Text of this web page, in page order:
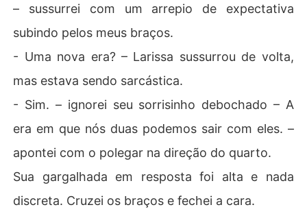
– sussurrei com um arrepio de expectativa
subindo pelos meus braços.
- Uma nova era? – Larissa sussurrou de volta,
mas estava sendo sarcástica.
- Sim. – ignorei seu sorrisinho debochado – A
era em que nós duas podemos sair com eles. –
apontei com o polegar na direção do quarto.
Sua gargalhada em resposta foi alta e nada
discreta. Cruzei os braços e fechei a cara.